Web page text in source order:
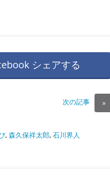
シェアする
次の記事 »
, 森久保祥太郎, 石川界人